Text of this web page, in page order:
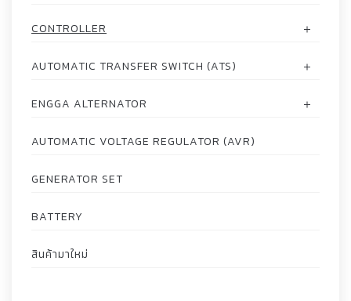
CONTROLLER
AUTOMATIC TRANSFER SWITCH (ATS)
ENGGA ALTERNATOR
AUTOMATIC VOLTAGE REGULATOR (AVR)
GENERATOR SET
BATTERY
สินค้ามาใหม่